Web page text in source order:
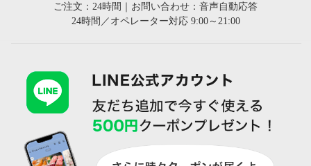
ご注文：24時間｜お問い合わせ：音声自動応答
24時間／オペレーター対応 9:00～21:00